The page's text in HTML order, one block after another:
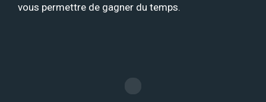
vous permettre de gagner du temps.